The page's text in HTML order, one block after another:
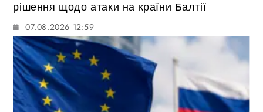
рішення щодо атаки на країни Балтії
07.08.2026 12:59